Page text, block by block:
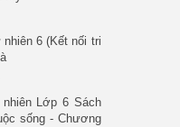
nhiên 6 (Kết nối tri
Lớp 6 Sách
sống - Chương